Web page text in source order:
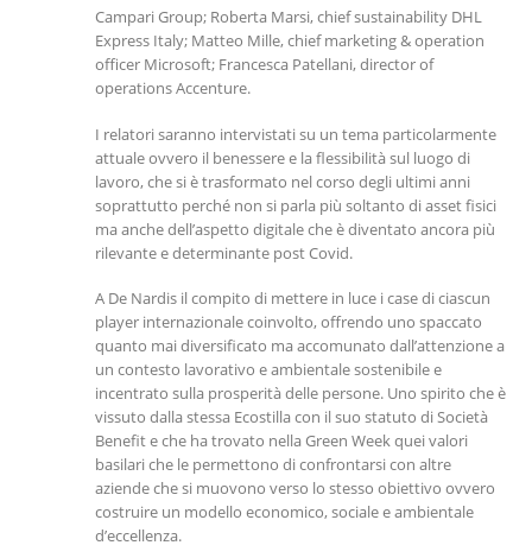
Campari Group; Roberta Marsi, chief sustainability DHL
Express Italy; Matteo Mille, chief marketing & operation
officer Microsoft; Francesca Patellani, director of
operations Accenture.
I relatori saranno intervistati su un tema particolarmente
attuale ovvero il benessere e la flessibilità sul luogo di
lavoro, che si è trasformato nel corso degli ultimi anni
soprattutto perché non si parla più soltanto di asset fisici
ma anche dell’aspetto digitale che è diventato ancora più
rilevante e determinante post Covid.
A De Nardis il compito di mettere in luce i case di ciascun
player internazionale coinvolto, offrendo uno spaccato
quanto mai diversificato ma accomunato dall’attenzione a
un contesto lavorativo e ambientale sostenibile e
incentrato sulla prosperità delle persone. Uno spirito che è
vissuto dalla stessa Ecostilla con il suo statuto di Società
Benefit e che ha trovato nella Green Week quei valori
basilari che le permettono di confrontarsi con altre
aziende che si muovono verso lo stesso obiettivo ovvero
costruire un modello economico, sociale e ambientale
d’eccellenza.